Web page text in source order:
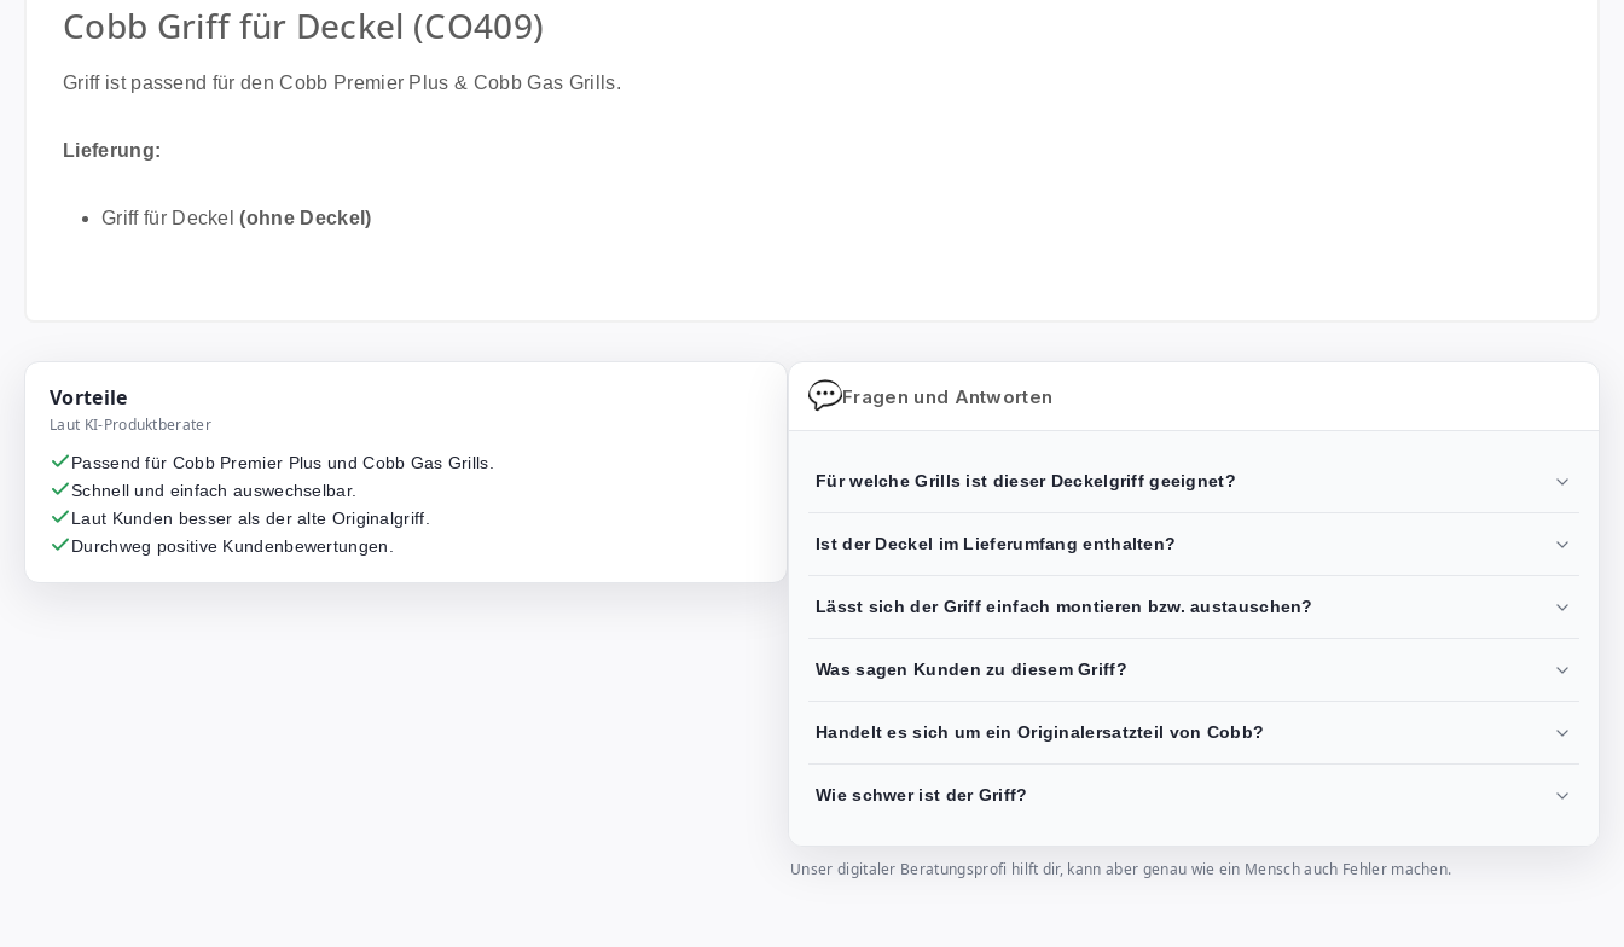
Cobb Griff für Deckel (CO409)
Griff ist passend für den Cobb Premier Plus & Cobb Gas Grills.
Lieferung:
Griff für Deckel(ohne Deckel)
Vorteile
Laut KI-Produktberater
Passend für Cobb Premier Plus und Cobb Gas Grills.
Schnell und einfach auswechselbar.
Laut Kunden besser als der alte Originalgriff.
Durchweg positive Kundenbewertungen.
Fragen und Antworten
Für welche Grills ist dieser Deckelgriff geeignet?
Ist der Deckel im Lieferumfang enthalten?
Lässt sich der Griff einfach montieren bzw. austauschen?
Was sagen Kunden zu diesem Griff?
Handelt es sich um ein Originalersatzteil von Cobb?
Wie schwer ist der Griff?
Unser digitaler Beratungsprofi hilft dir, kann aber genau wie ein Mensch auch Fehler machen.